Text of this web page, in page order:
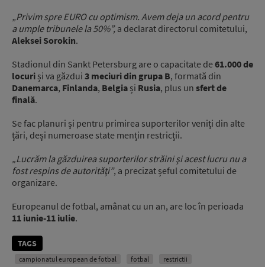
„Privim spre EURO cu optimism. Avem deja un acord pentru
a umple tribunele la 50%”, a declarat directorul comitetului,
Aleksei Sorokin.
Stadionul din Sankt Petersburg are o capacitate de61.000 de
locuri și va găzdui 3 meciuri din grupa B, formată din
Danemarca, Finlanda, Belgia și Rusia, plus un sfert de
finală.
Se fac planuri și pentru primirea suporterilor veniți din alte
țări, deși numeroase state mențin restricții.
„Lucrăm la găzduirea suporterilor străini şi acest lucru nu a
fost respins de autorităţi”, a precizat șeful comitetului de
organizare.
Europeanul de fotbal, amânat cu un an, are loc în perioada
11 iunie-11 iulie.
TAGS
campionatul european de fotbal fotbal
restrictii